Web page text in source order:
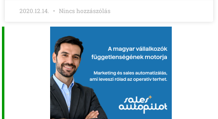
2020.12.14. Nincs hozzászólás